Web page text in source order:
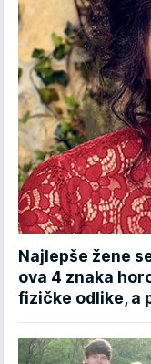
Najlepše žene
ova 4 znaka
fizičke odlike, a